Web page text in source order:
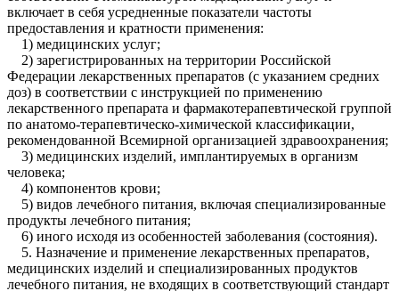
включает в себя усредненные показатели частоты
предоставления и кратности применения:
1) медицинских услуг;
2) зарегистрированных на территории Российской
Федерации лекарственных препаратов (с указанием средних
доз) в соответствии с инструкцией по применению
лекарственного препарата и фармакотерапевтической группой
по анатомо-терапевтическо-химической классификации,
рекомендованной Всемирной организацией здравоохранения;
3) медицинских изделий, имплантируемых в организм
человека;
4) компонентов крови;
5) видов лечебного питания, включая специализированные
продукты лечебного питания;
6) иного исходя из особенностей заболевания (состояния).
5. Назначение и применение лекарственных препаратов,
медицинских изделий и специализированных продуктов
лечебного питания, не входящих в соответствующий стандарт